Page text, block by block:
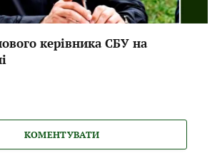
керівника СБУ на
КОМЕНТУВАТИ